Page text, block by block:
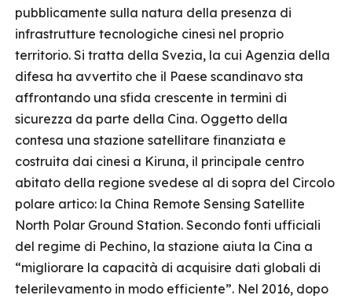
pubblicamente sulla natura della presenza di
infrastrutture tecnologiche cinesi nel proprio
territorio. Si tratta della Svezia, la cui Agenzia della
difesa ha avvertito che il Paese scandinavo sta
affrontando una sfida crescente in termini di
sicurezza da parte della Cina. Oggetto della
contesa una stazione satellitare finanziata e
costruita dai cinesi a Kiruna, il principale centro
abitato della regione svedese al di sopra del Circolo
polare artico: la China Remote Sensing Satellite
North Polar Ground Station. Secondo fonti ufficiali
del regime di Pechino, la stazione aiuta la Cina a
“migliorare la capacità di acquisire dati globali di
telerilevamento in modo efficiente”. Nel 2016, dopo